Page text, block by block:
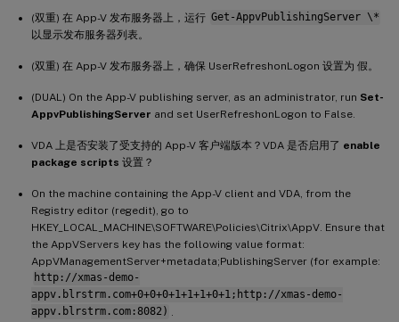
(双重) 在 App-V 发布服务器上，运行 Get-AppvPublishingServer \*
以显示发布服务器列表。
(双重) 在 App-V 发布服务器上，确保 UserRefreshonLogon 设置为 假。
(DUAL) On the App-V publishing server, as an administrator, run Set-
AppvPublishingServer and set UserRefreshonLogon to False.
VDA 上是否安装了受支持的 App-V 客户端版本？VDA 是否启用了 enable
package scripts 设置？
On the machine containing the App-V client and VDA, from the
Registry editor (regedit), go to
HKEY_LOCAL_MACHINE\SOFTWARE\Policies\Citrix\AppV. Ensure that
the AppVServers key has the following value format:
AppVManagementServer+metadata;PublishingServer (for example:
http://xmas-demo-
appv.blrstrm.com+0+0+0+1+1+1+0+1;http://xmas-demo-
appv.blrstrm.com:8082)